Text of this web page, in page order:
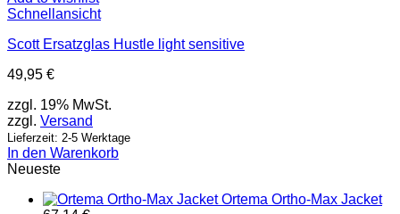
Schnellansicht
Scott Ersatzglas Hustle light sensitive
49,95 €
zzgl. 19% MwSt.
zzgl. Versand
Lieferzeit: 2-5 Werktage
In den Warenkorb
Neueste
Ortema Ortho-Max Jacket